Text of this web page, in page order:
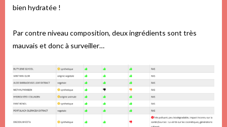
bien hydratée !
Par contre niveau composition, deux ingrédients sont très
mauvais et donc à surveiller…